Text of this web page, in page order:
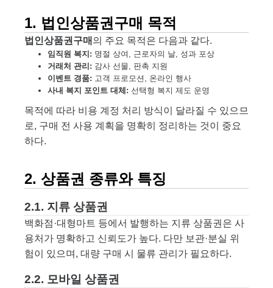
1. 법인상품권구매 목적
법인상품권구매 의 주요 목적은 다음과 같다.
임직원 복지: 명절 상여, 근로자의 날, 성과 포상
거래처 관리: 감사 선물, 판촉 지원
이벤트 경품: 고객 프로모션, 온라인 행사
사내 복지 포인트 대체: 선택형 복지 제도 운영
목적에 따라 비용 계정 처리 방식이 달라질 수 있으므
로, 구매 전 사용 계획을 명확히 정리하는 것이 중요
하다.
2. 상품권 종류와 특징
2.1. 지류 상품권
백화점·대형마트 등에서 발행하는 지류 상품권은 사
용처가 명확하고 신뢰도가 높다. 다만 보관·분실 위
험이 있으며, 대량 구매 시 물류 관리가 필요하다.
2.2. 모바일 상품권